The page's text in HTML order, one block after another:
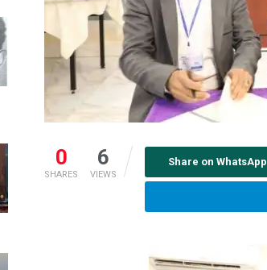
0
SHARES
6
VIEWS
Share on WhatsApp